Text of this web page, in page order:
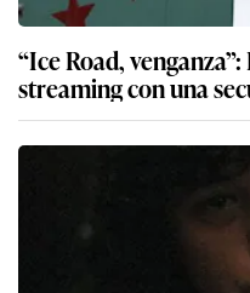
“Ice Road,
streaming con una